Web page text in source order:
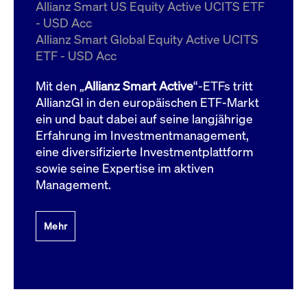
Allianz Smart US Equity Active UCITS ETF
- USD Acc
Allianz Smart Global Equity Active UCITS
ETF - USD Acc
Mit den „Allianz Smart Active“-ETFs tritt
AllianzGI in den europäischen ETF-Markt
ein und baut dabei auf seine langjährige
Erfahrung im Investmentmanagement,
eine diversifizierte Investmentplattform
sowie seine Expertise im aktiven
Management.
Mehr
ApplicationGatewayAffinityCORS
boerse.com
Domain
bis